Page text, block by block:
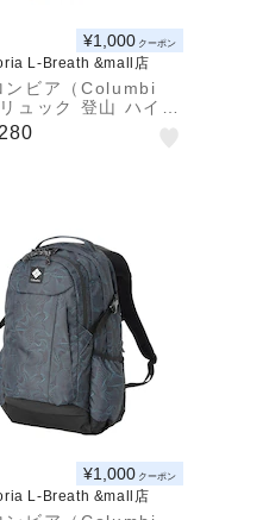
¥1,000 クーポン
L-Breath &mall店
ンビア（Columbi
ュック 登山 ハイキ
キャッスルロック 2
ックパックII PU86
¥1,000 クーポン
L-Breath &mall店